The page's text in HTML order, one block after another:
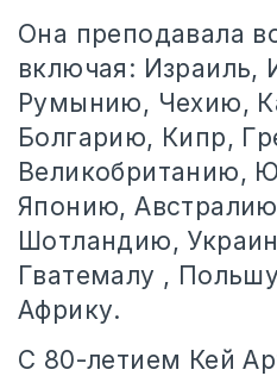
Она преподавала
включая:
Румынию, Чехию,
Болгарию, Кипр,
Великобританию,
Японию,
Шотландию,
Гватемалу ,
Африку.
С 80-летием Кей